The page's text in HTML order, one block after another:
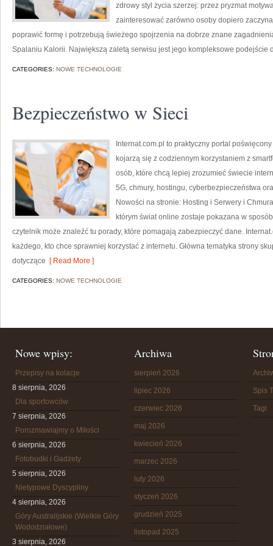
zdrowy styl życia szerzej: przez pryzmat
zainteresować zarówno osoby dopiero
poprawić formę i potrzebują świeżego spojrzenia na dobrze znane
Spalaniu Kalorii. Największą zaletą serwisu jest jego kompleksowe podejście
CATEGORIES: NOWE TECHNOLOGIE
Bezpieczeństwo w Sieci
Internat.com.pl to praktyczny portal
kojarzą się z codziennym korzystaniem z
osób, które chcą lepiej zrozumieć świecie
5G, chmury, hostingu, cyberbezpieczeństwa
Nowości na stronie: Hosting i Serwery i
którym świat online zostaje pokazana w
czytelnik może znaleźć tu porady, które pomagają zabezpieczyć dane.
każdego, kto chce sprawniej korzystać z internetu. Główna tematyka strony
dotyczące [ Read More ]
CATEGORIES: NOWE TECHNOLOGIE
Nowe wpisy:
Przepisy na kolacje
8 sierpnia, 2026
Dla sportowców
7 sierpnia, 2026
Porozmawiajmy o Miłości
6 sierpnia, 2026
Fotobudki i Gadżety
5 sierpnia, 2026
Nietypowe Dyscypliny
4 sierpnia, 2026
Góry Australijskie (Wielkie Góry
Wododziałowe)
3 sierpnia, 2026
Archiwa
sierpień 2026
lipiec 2026
czerwiec 2026
maj 2026
kwiecień 2026
marzec 2026
luty 2026
styczeń 2026
grudzień 2025
listopad 2025
Spis
Tagi